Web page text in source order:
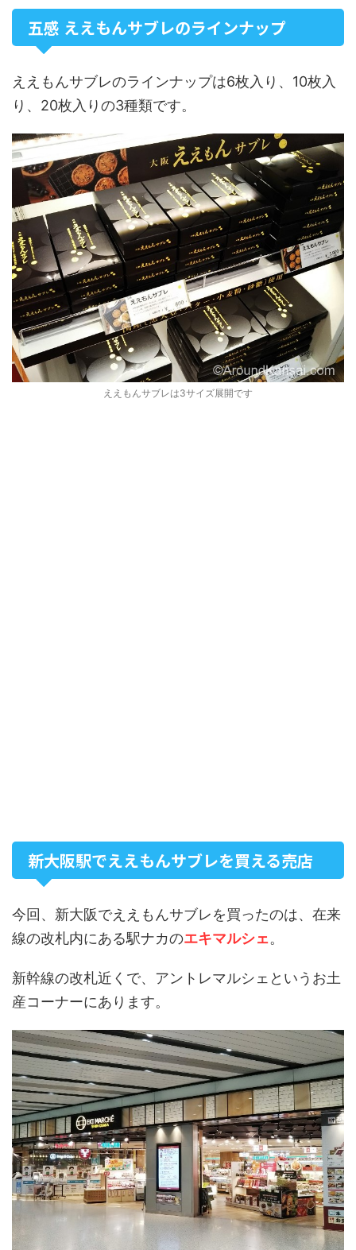
五感 ええもんサブレのラインナップ
ええもんサブレのラインナップは6枚入り、10枚入
り、20枚入りの3種類です。
ええもんサブレは3サイズ展開です
新大阪駅でええもんサブレを買える売店
今回、新大阪でええもんサブレを買ったのは、在来
線の改札内にある駅ナカのエキマルシェ。
新幹線の改札近くで、アントレマルシェというお土
産コーナーにあります。